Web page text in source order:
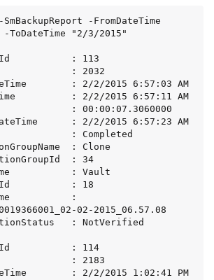
-FromDateTime
ToDateTime "2/3/2015"
02-2015_06.57.08